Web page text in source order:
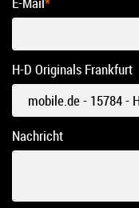
E-Mail*
H-D Originals Frankfurt
Nachricht